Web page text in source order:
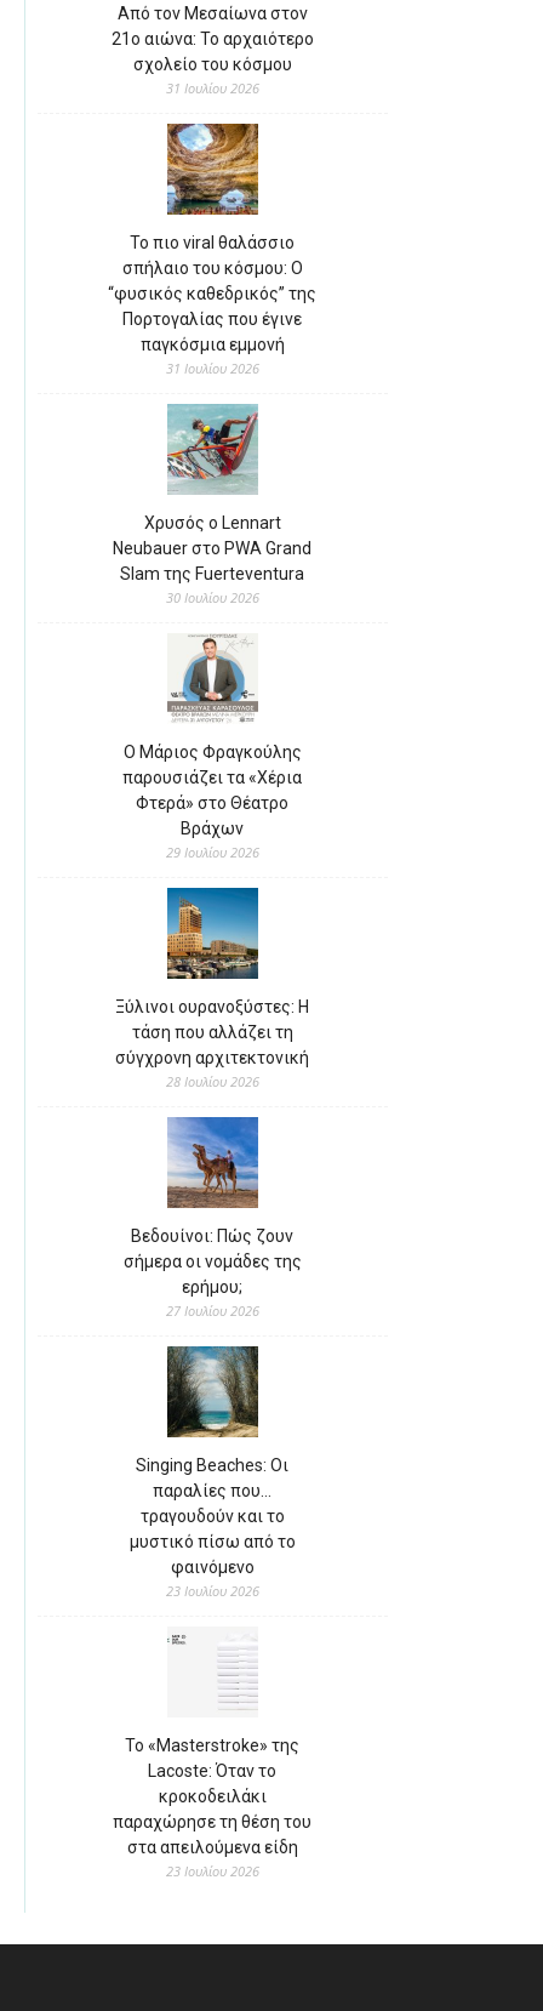
Από τον Μεσαίωνα στον
21ο αιώνα: Το αρχαιότερο
σχολείο του κόσμου
31 Ιουλίου 2026
Το πιο viral θαλάσσιο
σπήλαιο του κόσμου: Ο
“φυσικός καθεδρικός” της
Πορτογαλίας που έγινε
παγκόσμια εμμονή
31 Ιουλίου 2026
Χρυσός ο Lennart
Neubauer στο PWA Grand
Slam της Fuerteventura
30 Ιουλίου 2026
Ο Μάριος Φραγκούλης
παρουσιάζει τα «Χέρια
Φτερά» στο Θέατρο
Βράχων
29 Ιουλίου 2026
Ξύλινοι ουρανοξύστες: Η
τάση που αλλάζει τη
σύγχρονη αρχιτεκτονική
28 Ιουλίου 2026
Βεδουίνοι: Πώς ζουν
σήμερα οι νομάδες της
ερήμου;
27 Ιουλίου 2026
Singing Beaches: Οι
παραλίες που…
τραγουδούν και το
μυστικό πίσω από το
φαινόμενο
23 Ιουλίου 2026
Το «Masterstroke» της
Lacoste: Όταν το
κροκοδειλάκι
παραχώρησε τη θέση του
στα απειλούμενα είδη
23 Ιουλίου 2026